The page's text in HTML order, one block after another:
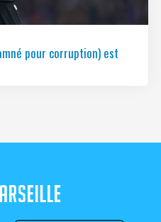
pour corruption) est